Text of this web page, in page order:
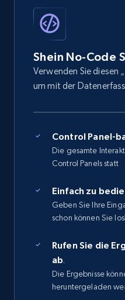
Shein No-Code
Verwenden Sie diesen
um mit der
Control Panel-
Die gesamte
Control Panels statt
Einfach zu
Geben Sie Ihre
schon können Sie
Rufen Sie die
ab.
Die Ergebnisse
heruntergeladen